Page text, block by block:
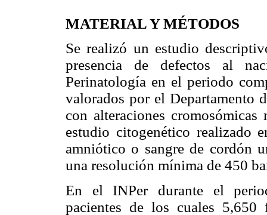
MATERIAL Y MÉTODOS
Se realizó un estudio
presencia de defectos al
Perinatología en el periodo
valorados por el Departamento
con alteraciones cromosómicas
estudio citogenético realizado
amniótico o sangre de cordón
una resolución mínima de 450
En el INPer durante el
pacientes de los cuales